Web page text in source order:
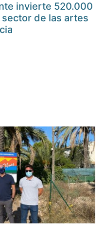
invierte 520.000
de las artes